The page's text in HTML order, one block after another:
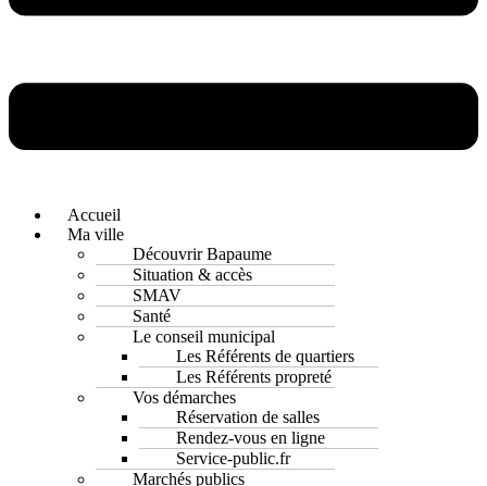
Accueil
Ma ville
Découvrir Bapaume
Situation & accès
SMAV
Santé
Le conseil municipal
Les Référents de quartiers
Les Référents propreté
Vos démarches
Réservation de salles
Rendez-vous en ligne
Service-public.fr
Marchés publics